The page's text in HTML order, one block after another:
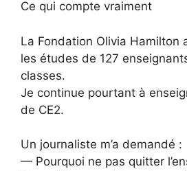
Ce qui compte vraiment
La Fondation Olivia Hamilton
les études de 127
classes.
Je continue pourtant à
de CE2.
Un journaliste m’a demandé :
— Pourquoi ne pas quitter